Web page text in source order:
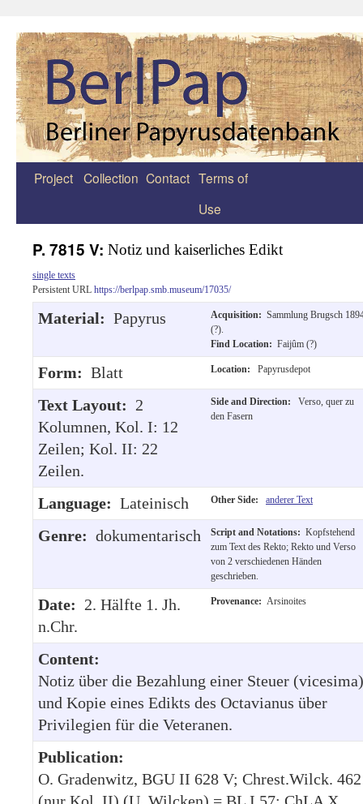
Zum
Project Collection Contact Terms of
Use
P. 7815 V: Notiz und kaiserliches Edikt
single texts
Persistent URL https://berlpap.smb.museum/17035/
Material: Papyrus Acquisition: Sammlung Brugsch
(?).
Find Location: Faijûm (?)
Form: Blatt Location: Papyrusdepot
Text Layout: 2
Kolumnen, Kol. I: 12
Zeilen; Kol. II: 22
Zeilen.
Side and Direction:
Verso, quer zu
den Fasern
Language: Lateinisch Other Side: anderer Text
Genre: dokumentarisch Script and Notations: Kopfstehend
zum Text des Rekto; Rekto und Verso
von 2 verschiedenen Händen
geschrieben.
Date: 2. Hälfte 1. Jh.
n.Chr.
Provenance: Arsinoites
Content:
Notiz über die Bezahlung einer Steuer (vicesima)
und Kopie eines Edikts des Octavianus über
Privilegien für die Veteranen.
Publication:
O. Gradenwitz, BGU II 628 V; Chrest.Wilck. 462
(nur Kol. II) (U. Wilcken) = BL I 57; ChLA X